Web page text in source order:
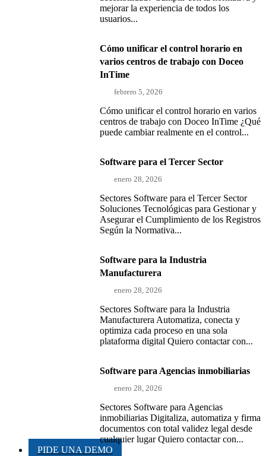
mejorar la experiencia de todos los
usuarios...
Cómo unificar el control horario en
varios centros de trabajo con Doceo
InTime
febrero 5, 2026
Cómo unificar el control horario en varios
centros de trabajo con Doceo InTime ¿Qué
puede cambiar realmente en el control...
Software para el Tercer Sector
enero 28, 2026
Sectores Software para el Tercer Sector
Soluciones Tecnológicas para Gestionar y
Asegurar el Cumplimiento de los Registros
Según la Normativa...
Software para la Industria
Manufacturera
enero 28, 2026
Sectores Software para la Industria
Manufacturera Automatiza, conecta y
optimiza cada proceso en una sola
plataforma digital Quiero contactar con...
Software para Agencias inmobiliarias
enero 28, 2026
Sectores Software para Agencias
inmobiliarias Digitaliza, automatiza y firma
documentos con total validez legal desde
cualquier lugar Quiero contactar con...
PIDE UNA DEMO